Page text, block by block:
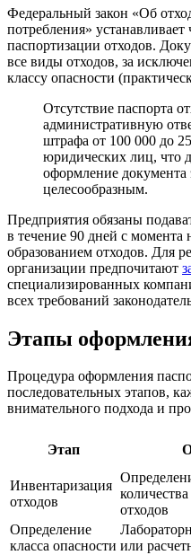
Федеральный закон «Об
потребления» устанавливает
паспортизации отходов.
все виды отходов, за
классу опасности
Отсутствие паспорта
административную
штрафа от 100 000 до
юридических лиц, что
оформление документа
целесообразным.
Предприятия обязаны
в течение 90 дней с момента
образованием отходов. Для
организации предпочитают
специализированных
всех требований
Этапы
Процедура оформления
последовательных этапов,
внимательного подхода и
Этап
Инвентаризация
отходов
отходов
Определение
класса опасности или